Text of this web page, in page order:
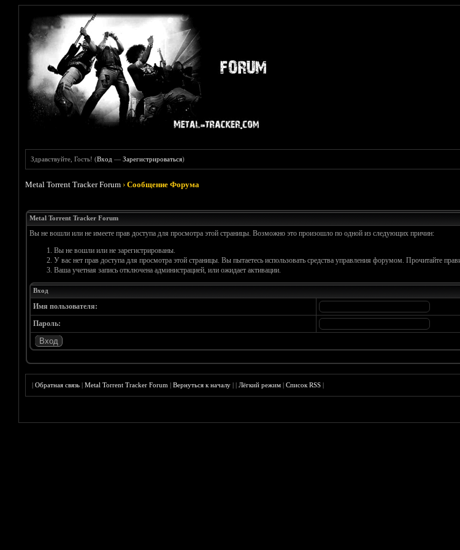
Здравствуйте, Гость! (Вход —Зарегистрироваться)
Metal Torrent Tracker Forum ›Сообщение Форума
Metal Torrent Tracker Forum
Вы не вошли или не имеете прав доступа для просмотра этой страницы. Возможно это произошло по одной из следующих причин:
Вы не вошли или не зарегистрированы.
У вас нет прав доступа для просмотра этой страницы. Вы пытаетесь использовать средства управления форумом. Прочитайте
Ваша учетная запись отключена администрацией, или ожидает активации.
Вход
Имя пользователя:
Пароль:
|Обратная связь |Metal Torrent Tracker Forum |Вернуться к началу ||Лёгкий режим |Список RSS |